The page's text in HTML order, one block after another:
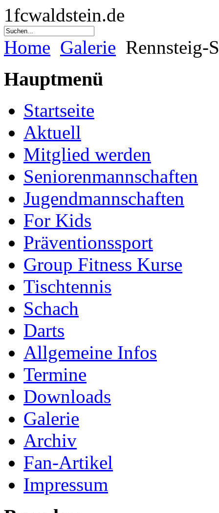
1fcwaldstein.de
Home Galerie Rennsteig-
Hauptmenü
Startseite
Aktuell
Mitglied werden
Seniorenmannschaften
Jugendmannschaften
For Kids
Präventionssport
Group Fitness Kurse
Tischtennis
Schach
Darts
Allgemeine Infos
Termine
Downloads
Galerie
Archiv
Fan-Artikel
Impressum